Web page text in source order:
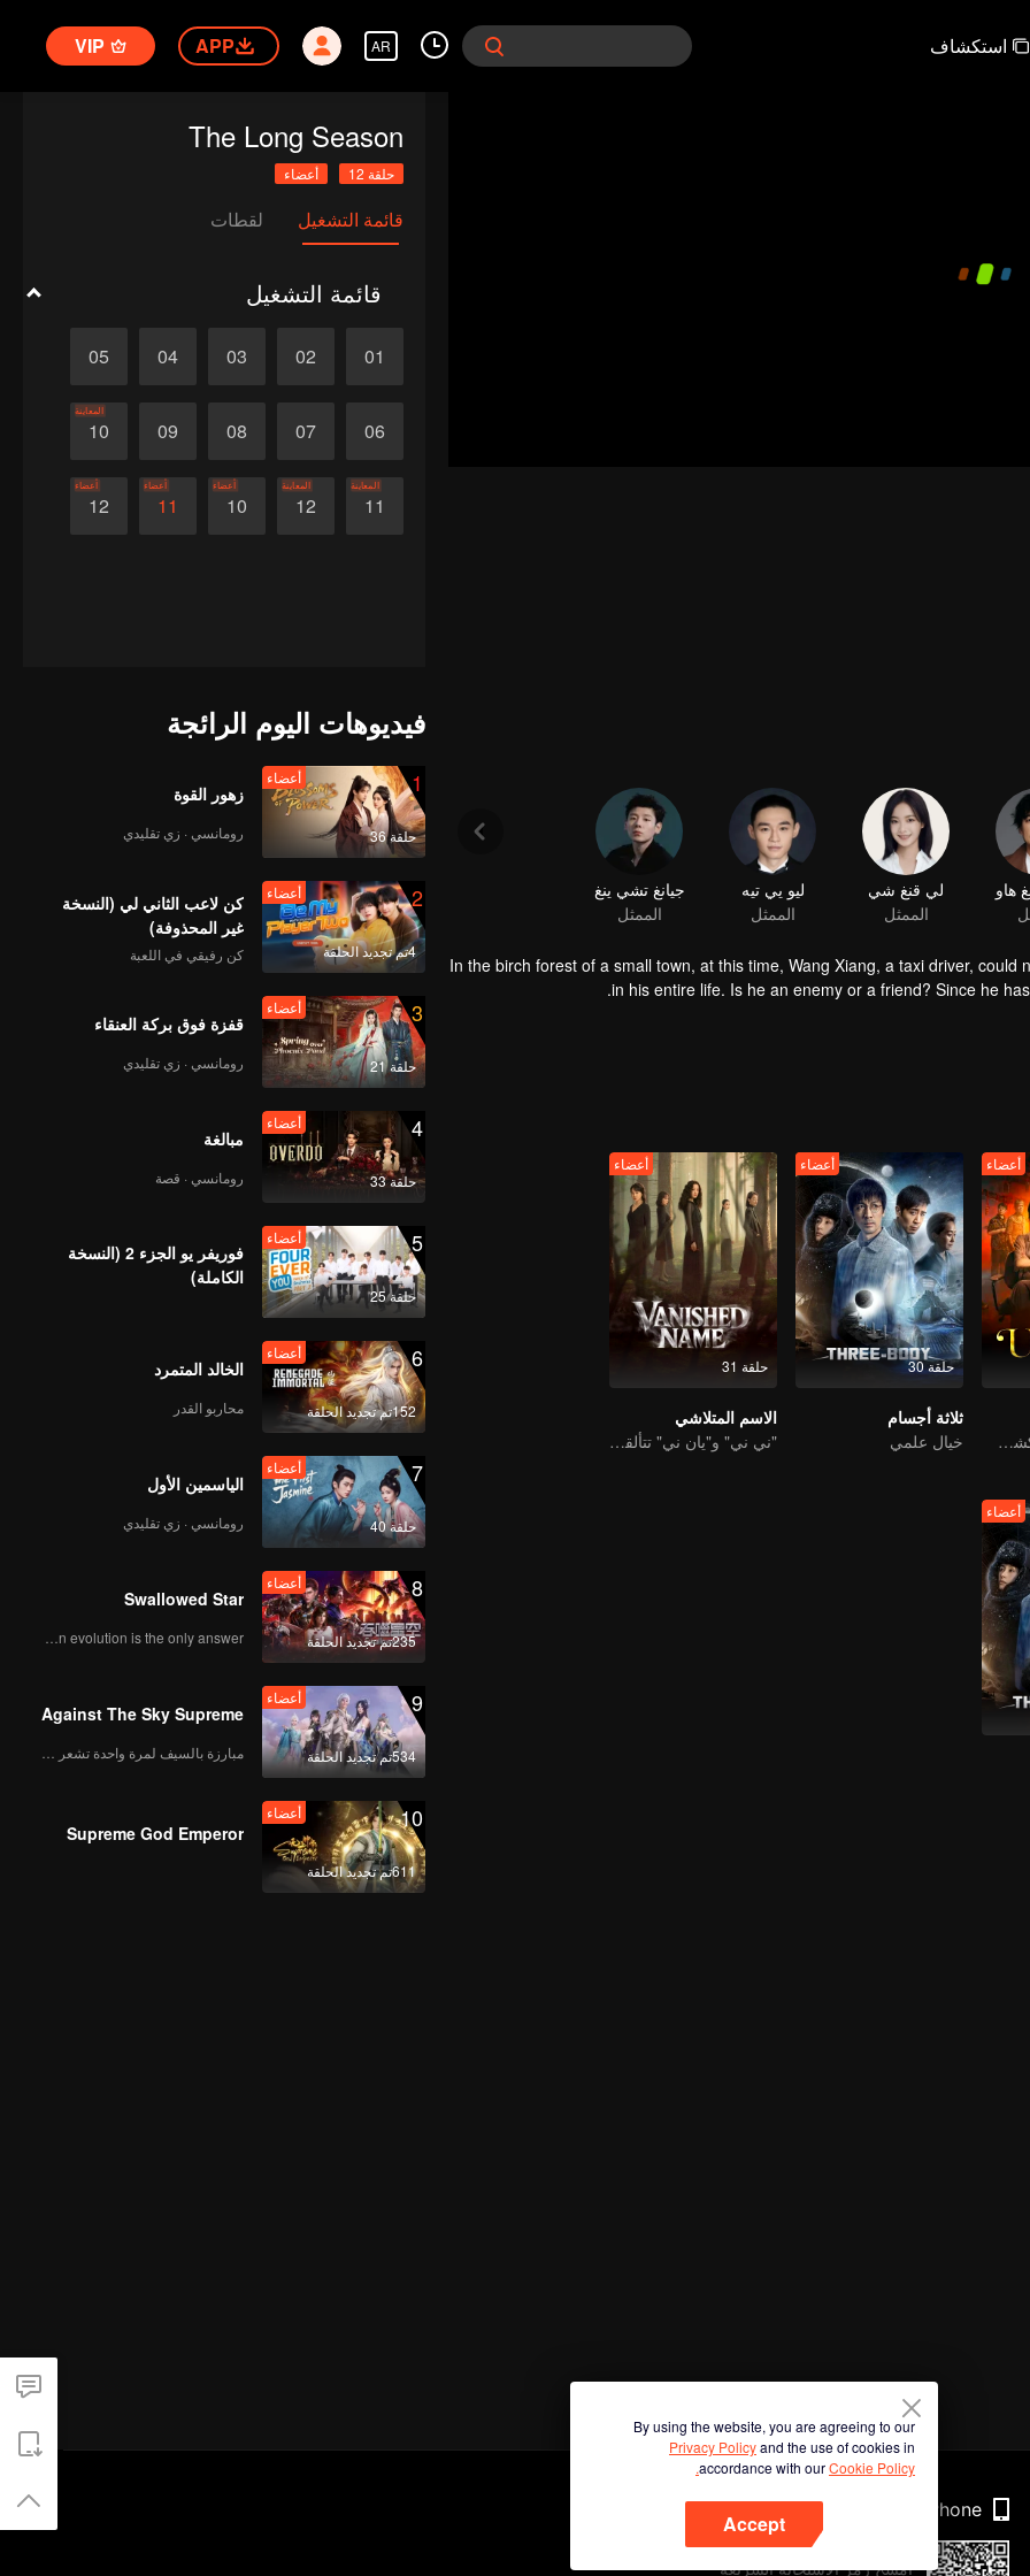
استكشاف AR
APP
VIP
The Long Season
حلقة 12 أعضاء
قائمة التشغيل لقطات
قائمة التشغيل
01
02
03
04
05
06
07
08
09
10
المعاينة
11
المعاينة
12
المعاينة
10
أعضاء
11
أعضاء
12
أعضاء
هاو
لي قنغ شي
الممثل
ليو يي تيه
الممثل
جيانغ تشي ينغ
الممثل
In the birch forest of a small town, at this time, Wang Xiang, a taxi driver,
in his entire life. Is he an enemy or a friend? Since he
In the birch forest of a small town, at that time, Wang Xiang, a train
twenty carriages. But on the one hand, he failed to run a small family of
A lost father, a dead lover and old friends meeting up again were trapped in
أعضاء
الثنائي في خطر! كشف الشر في جنوب شرق آسيا
حلقة 30
أعضاء
ثلاثة أجسام
خيال علمي
حلقة 31
أعضاء
الاسم المتلاشي
"ني ني" و"يان ني" تتألقان في دراما تشويق تقودها بطلات من النساء
أعضاء
فيديوهات اليوم الرائجة
1
حلقة 36
أعضاء
زهور القوة
رومانسي · زي تقليدي
2
4تم تجديد الحلقة
أعضاء
كن لاعب الثاني لي (النسخة
غير المحذوفة)
كن رفيقي في اللعبة
3
حلقة 21
أعضاء
قفزة فوق بركة العنقاء
رومانسي · زي تقليدي
4
حلقة 33
أعضاء
مبالغة
رومانسي · قصة
5
حلقة 25
أعضاء
فوريفر يو الجزء 2 (النسخة
الكاملة)
6
152تم تجديد الحلقة
أعضاء
الخالد المتمرد
محاربو القدر
7
حلقة 40
أعضاء
الياسمين الأول
رومانسي · زي تقليدي
8
235تم تجديد الحلقة
أعضاء
Swallowed Star
Human evolution is the only answer.
9
534تم تجديد الحلقة
أعضاء
Against The Sky Supreme
10
611تم تجديد الحلقة
أعضاء
Supreme God Emperor
By using the website, you are agreeing to our
Privacy Policyand the use of cookies in
accordance with ourCookie Policy.
Accept
Phone
امسح رمز الاستجابة السريعة